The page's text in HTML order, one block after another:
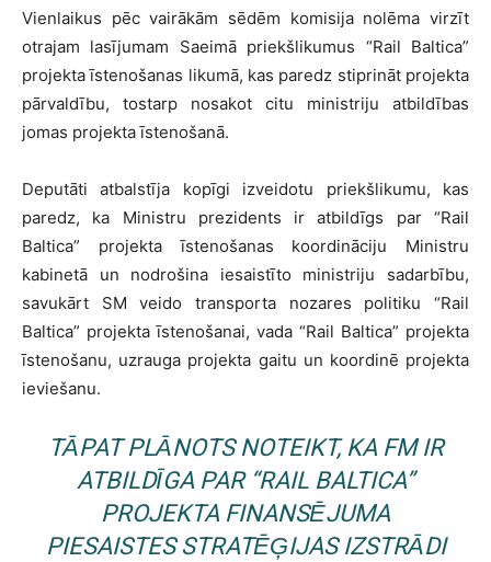
Vienlaikus pēc vairākām sēdēm komisija nolēma virzīt
otrajam lasījumam Saeimā priekšlikumus “Rail Baltica”
projekta īstenošanas likumā, kas paredz stiprināt projekta
pārvaldību, tostarp nosakot citu ministriju atbildības
jomas projekta īstenošanā.
Deputāti atbalstīja kopīgi izveidotu priekšlikumu, kas
paredz, ka Ministru prezidents ir atbildīgs par “Rail
Baltica” projekta īstenošanas koordināciju Ministru
kabinetā un nodrošina iesaistīto ministriju sadarbību,
savukārt SM veido transporta nozares politiku “Rail
Baltica” projekta īstenošanai, vada “Rail Baltica” projekta
īstenošanu, uzrauga projekta gaitu un koordinē projekta
ieviešanu.
TĀPAT PLĀNOTS NOTEIKT, KA FM IR
ATBILDĪGA PAR “RAIL BALTICA”
PROJEKTA FINANSĒJUMA
PIESAISTES STRATĒĢIJAS IZSTRĀDI